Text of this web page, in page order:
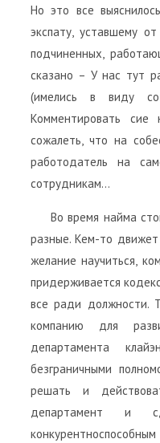
Но это все
экспату, уставшему
подчиненных,
сказано – У нас тут
(имелись в виду
Комментировать сие
сожалеть, что на
работодатель на
сотрудникам…
Во время найма
разные. Кем-то
желание научиться,
придерживается
все ради должности.
компанию для
департамента
безграничными
решать и
департамент и